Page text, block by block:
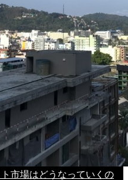
市場はどうなっていくの